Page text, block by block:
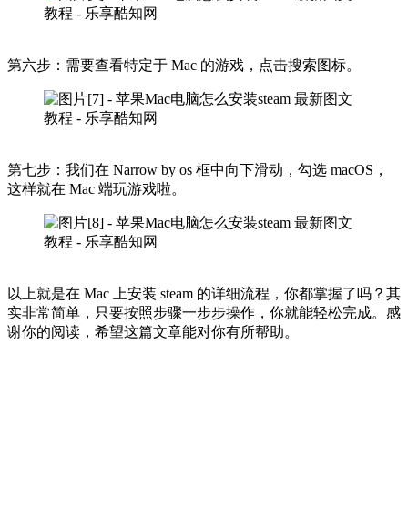
第六步：需要查看特定于 Mac 的游戏，点击搜索图标。
第七步：我们在 Narrow by os 框中向下滑动，勾选 macOS，
这样就在 Mac 端玩游戏啦。
以上就是在 Mac 上安装 steam 的详细流程，你都掌握了吗？其
实非常简单，只要按照步骤一步步操作，你就能轻松完成。感
谢你的阅读，希望这篇文章能对你有所帮助。